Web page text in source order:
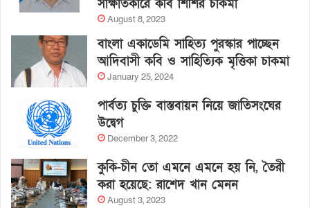
সাক্ষাতকারে কবি শিশির চাকমা
August 8, 2023
বাংলা একাডেমি সাহিত্য পুরস্কার পাচ্ছেন
আদিবাসী কবি ও সাহিত্যিক মৃত্তিকা চাকমা
January 25, 2024
পার্বত্য চুক্তি বাস্তবায়ন নিয়ে জাতিসংঘের
উদ্বেগ
December 3, 2022
কুকি-চীন তো এমনে এমনে হয় নি, তৈরী
করা হয়েছে: রাশেদ খান মেনন
August 3, 2023